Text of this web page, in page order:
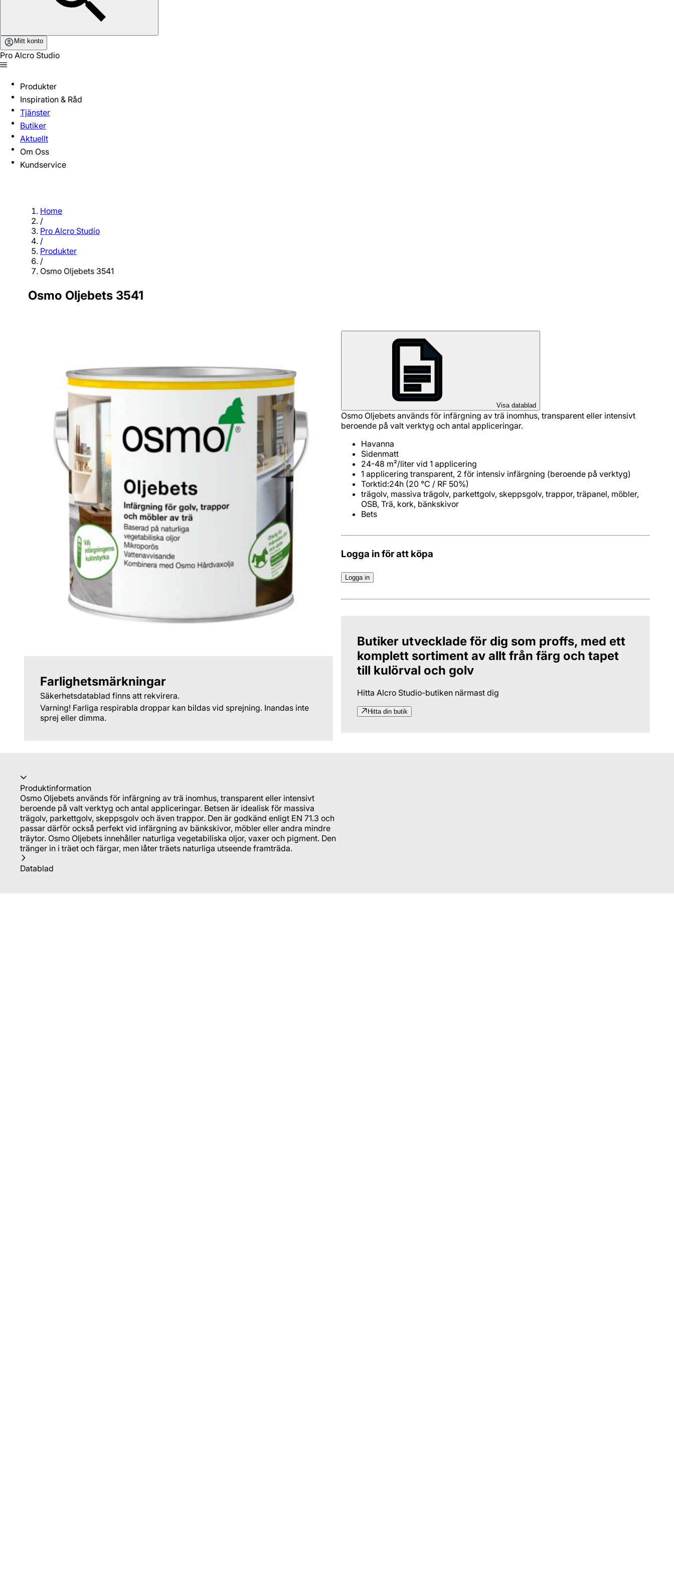
Mitt konto
Pro Alcro Studio
Produkter
Inspiration & Råd
Tjänster
Butiker
Aktuellt
Om Oss
Kundservice
Home
/
Pro Alcro Studio
/
Produkter
/
Osmo Oljebets 3541
Osmo Oljebets 3541
Farlighetsmärkningar
Säkerhetsdatablad finns att rekvirera.
Varning! Farliga respirabla droppar kan bildas vid sprejning. Inandas inte
sprej eller dimma.
Visa datablad
Osmo Oljebets används för infärgning av trä inomhus, transparent eller intensivt
beroende på valt verktyg och antal appliceringar.
Havanna
Sidenmatt
24-48 m²/liter vid 1 applicering
1 applicering transparent, 2 för intensiv infärgning (beroende på verktyg)
Torktid:24h (20 °C / RF 50%)
trägolv, massiva trägolv, parkettgolv, skeppsgolv, trappor, träpanel, möbler,
OSB, Trä, kork, bänkskivor
Bets
Logga in för att köpa
Logga in
Butiker utvecklade för dig som proffs, med ett
komplett sortiment av allt från färg och tapet
till kulörval och golv
Hitta Alcro Studio-butiken närmast dig
Hitta din butik
Produktinformation
Osmo Oljebets används för infärgning av trä inomhus, transparent eller intensivt
beroende på valt verktyg och antal appliceringar. Betsen är idealisk för massiva
trägolv, parkettgolv, skeppsgolv och även trappor. Den är godkänd enligt EN 71.3 och
passar därför också perfekt vid infärgning av bänkskivor, möbler eller andra mindre
träytor. Osmo Oljebets innehåller naturliga vegetabiliska oljor, vaxer och pigment. Den
tränger in i träet och färgar, men låter träets naturliga utseende framträda.
Datablad